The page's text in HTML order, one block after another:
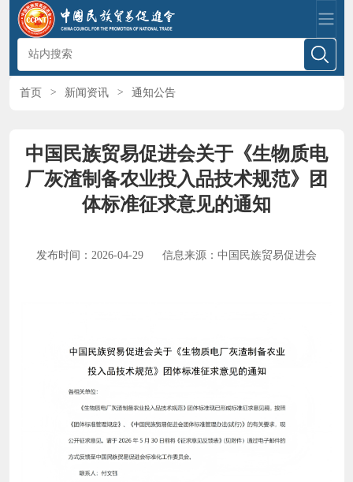
首页 > 新闻资讯 > 通知公告
中国民族贸易促进会关于《生物质电
厂灰渣制备农业投入品技术规范》团
体标准征求意见的通知
发布时间：2026-04-29 信息来源：中国民族贸易促进会